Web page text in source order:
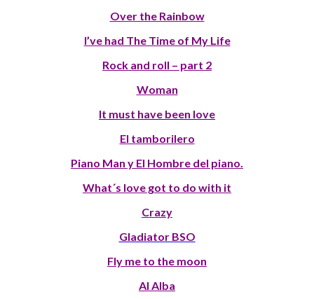
Over the Rainbow
I’ve had The Time of My Life
Rock and roll – part 2
Woman
It must have been love
El tamborilero
Piano Man y El Hombre del piano.
What´s love got to do with it
Crazy
Gladiator BSO
Fly me to the moon
Al Alba